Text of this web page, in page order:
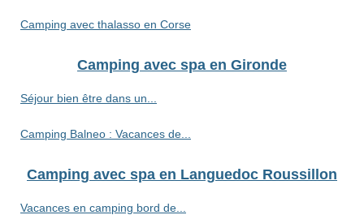
Camping avec thalasso en Corse
Camping avec spa en Gironde
Séjour bien être dans un...
Camping Balneo : Vacances de...
Camping avec spa en Languedoc Roussillon
Vacances en camping bord de...